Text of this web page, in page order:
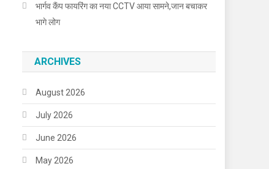
भार्गव कैंप फायरिंग का नया CCTV आया सामने,जान बचाकर
भागे लोग
ARCHIVES
August 2026
July 2026
June 2026
May 2026